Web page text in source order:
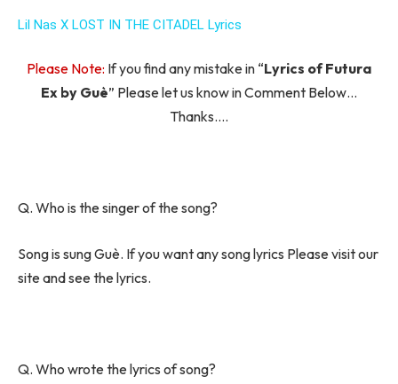
Lil Nas X LOST IN THE CITADEL Lyrics
Please Note: If you find any mistake in “Lyrics of Futura
Ex by Guè” Please let us know in Comment Below…
Thanks….
Q. Who is the singer of the song?
Song is sung Guè. If you want any song lyrics Please visit our
site and see the lyrics.
Q. Who wrote the lyrics of song?